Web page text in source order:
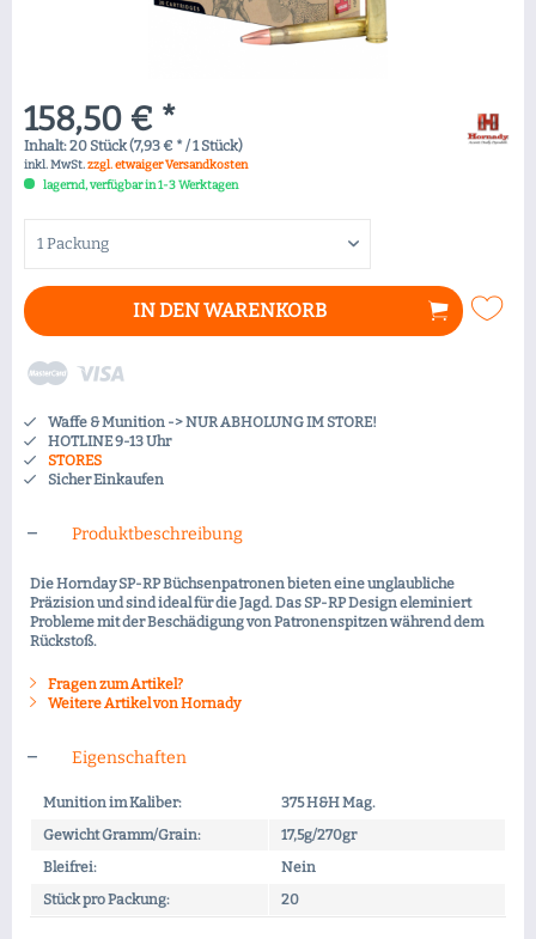
158,50 € *
Inhalt:20 Stück (7,93 € * / 1 Stück)
inkl. MwSt.zzgl. etwaiger Versandkosten
lagernd, verfügbar in 1-3 Werktagen
IN DENWARENKORB
Waffe & Munition -> NUR ABHOLUNG IM STORE!
HOTLINE 9-13 Uhr
STORES
Sicher Einkaufen
Produktbeschreibung
Die Hornday SP-RP Büchsenpatronen bieten eine unglaubliche
Präzision und sind ideal für die Jagd. Das SP-RP Design eleminiert
Probleme mit der Beschädigung von Patronenspitzen während dem
Rückstoß.
Fragen zum Artikel?
Weitere Artikel von Hornady
Eigenschaften
Munition im Kaliber:
375 H&H Mag.
Gewicht Gramm/Grain:
17,5g/270gr
Bleifrei:
Nein
Stück pro Packung:
20